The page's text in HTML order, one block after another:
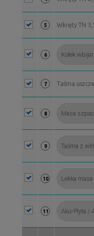
5 Wkręty TN
6
7 Taśma
8
9
10
11